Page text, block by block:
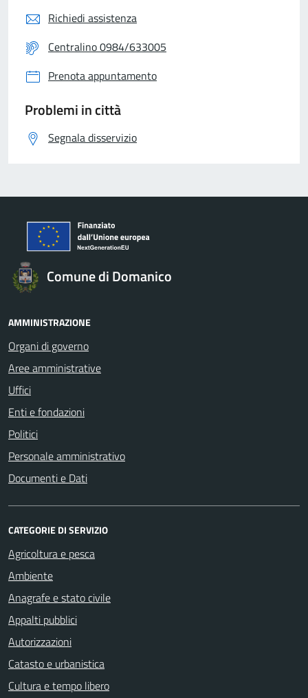
Richiedi assistenza
Centralino 0984/633005
Prenota appuntamento
Problemi in città
Segnala disservizio
Comune di Domanico
AMMINISTRAZIONE
Organi di governo
Aree amministrative
Uffici
Enti e fondazioni
Politici
Personale amministrativo
Documenti e Dati
CATEGORIE DI SERVIZIO
Agricoltura e pesca
Ambiente
Anagrafe e stato civile
Appalti pubblici
Autorizzazioni
Catasto e urbanistica
Cultura e tempo libero